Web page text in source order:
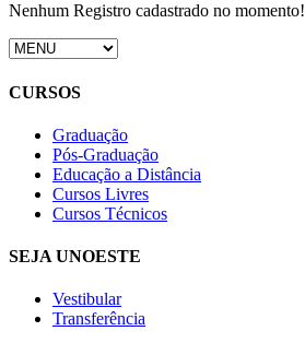
Nenhum Registro cadastrado no momento!
CURSOS
Graduação
Pós-Graduação
Educação a Distância
Cursos Livres
Cursos Técnicos
SEJA UNOESTE
Vestibular
Transferência